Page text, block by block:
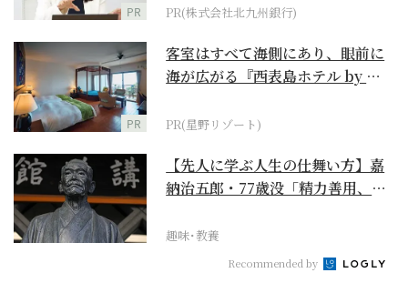
PR PR(株式会社北九州銀行)
PR
客室はすべて海側にあり、眼前に
海が広がる『西表島ホテル by 星
PR(星野リゾート)
【先人に学ぶ人生の仕舞い方】嘉
納治五郎・77歳没「精力善用、自
趣味･教養
Recommended by